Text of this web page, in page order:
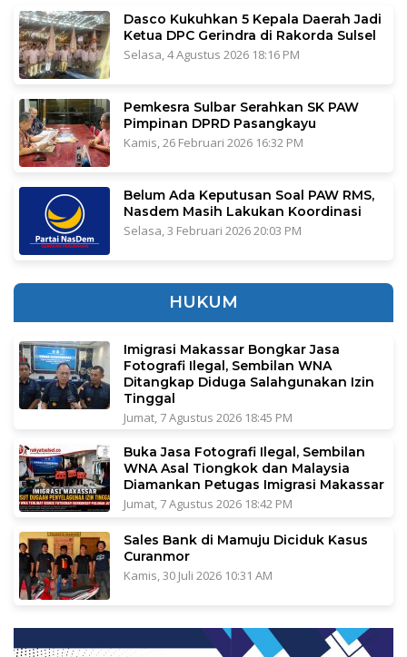
Dasco Kukuhkan 5 Kepala Daerah Jadi
Ketua DPC Gerindra di Rakorda Sulsel
Selasa, 4 Agustus 2026 18:16 PM
Pemkesra Sulbar Serahkan SK PAW
Pimpinan DPRD Pasangkayu
Kamis, 26 Februari 2026 16:32 PM
Belum Ada Keputusan Soal PAW RMS,
Nasdem Masih Lakukan Koordinasi
Selasa, 3 Februari 2026 20:03 PM
HUKUM
Imigrasi Makassar Bongkar Jasa
Fotografi Ilegal, Sembilan WNA
Ditangkap Diduga Salahgunakan Izin
Tinggal
Jumat, 7 Agustus 2026 18:45 PM
Buka Jasa Fotografi Ilegal, Sembilan
WNA Asal Tiongkok dan Malaysia
Diamankan Petugas Imigrasi Makassar
Jumat, 7 Agustus 2026 18:42 PM
Sales Bank di Mamuju Diciduk Kasus
Curanmor
Kamis, 30 Juli 2026 10:31 AM